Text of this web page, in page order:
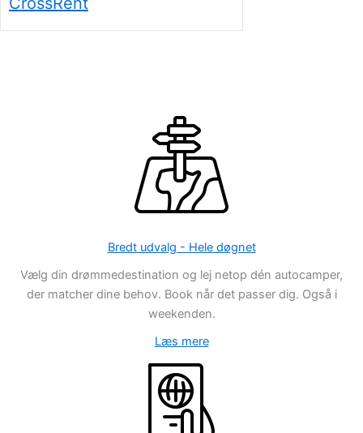
Bredt udvalg - Hele døgnet
Vælg din drømmedestination og lej netop dén autocamper,
der matcher dine behov. Book når det passer dig. Også i
weekenden.
Læs mere